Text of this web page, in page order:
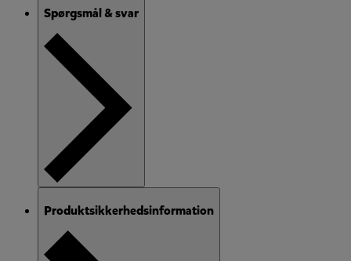
Spørgsmål & svar
Produktsikkerhedsinformation